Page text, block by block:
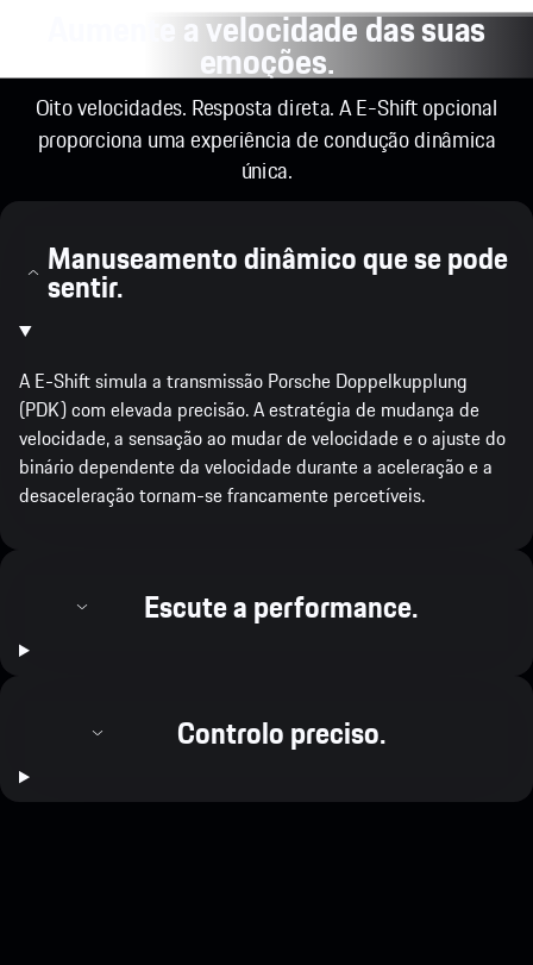
Aumente a velocidade das suas
emoções.
Oito velocidades. Resposta direta. A E-Shift opcional
proporciona uma experiência de condução dinâmica
única.
Manuseamento dinâmico que se pode
sentir.
A E-Shift simula a transmissão Porsche Doppelkupplung
(PDK) com elevada precisão. A estratégia de mudança de
velocidade, a sensação ao mudar de velocidade e o ajuste do
binário dependente da velocidade durante a aceleração e a
desaceleração tornam-se francamente percetíveis.
Escute a performance.
Controlo preciso.